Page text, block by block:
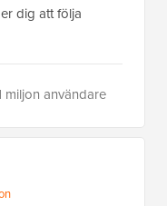
dig att följa
miljon användare